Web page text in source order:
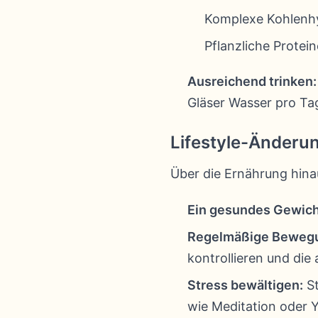
Komplexe
Pflanzliche
Ausreichend trinken:
Gläser Wasser pro
Lifestyle-
Über die Ernährung
Ein gesundes
Regelmäßige
kontrollieren und die
Stress bewältigen:
wie Meditation oder